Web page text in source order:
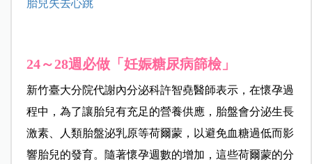
胎兒失去心跳
24～28週必做「妊娠糖尿病篩檢」
新竹臺大分院代謝內分泌科許智堯醫師表示，在懷孕過
程中，為了讓胎兒有充足的營養供應，胎盤會分泌生長
激素、人類胎盤泌乳原等荷爾蒙，以避免血糖過低而影
響胎兒的發育。隨著懷孕週數的增加，這些荷爾蒙的分